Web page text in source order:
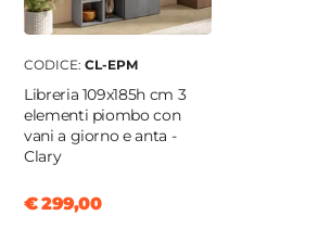
CODICE: CL-EPM
Libreria 109x185h cm 3
elementi piombo con
vani a giorno e anta -
Clary
€ 299,00